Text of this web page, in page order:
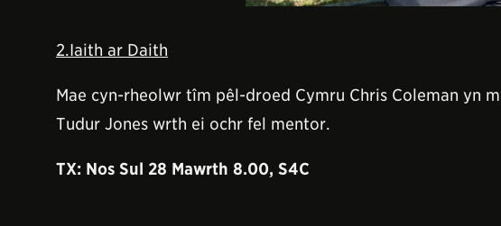
2.Iaith ar Daith
Mae cyn-rheolwr tîm pêl-droed Cymru Chris Coleman yn
Tudur Jones wrth ei ochr fel mentor.
TX: Nos Sul 28 Mawrth 8.00, S4C